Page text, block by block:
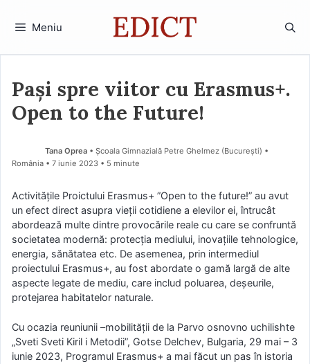
Meniu
Pași spre viitor cu Erasmus+.
Open to the Future!
Tana Oprea • Școala Gimnazială Petre Ghelmez (Bucureşti) •
România
7 iunie 2023 • 5 minute
Activitățile Proictului Erasmus+ ”Open to the future!” au avut
un efect direct asupra vieții cotidiene a elevilor ei, întrucât
abordează multe dintre provocările reale cu care se confruntă
societatea modernă: protecția mediului, inovațiile tehnologice,
energia, sănătatea etc. De asemenea, prin intermediul
proiectului Erasmus+, au fost abordate o gamă largă de alte
aspecte legate de mediu, care includ poluarea, deșeurile,
protejarea habitatelor naturale.
Cu ocazia reuniunii –mobilității de la Parvo osnovno uchilishte
„Sveti Sveti Kiril i Metodii”, Gotse Delchev, Bulgaria, 29 mai – 3
iunie 2023, Programul Erasmus+ a mai făcut un pas în istoria